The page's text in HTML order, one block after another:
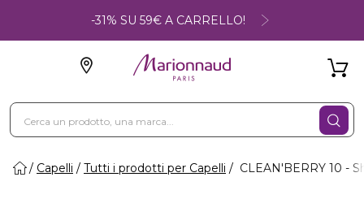
-31% SU 59€ A CARRELLO!
Capelli Tutti i prodotti per Capelli CLEAN'BERRY 10 -